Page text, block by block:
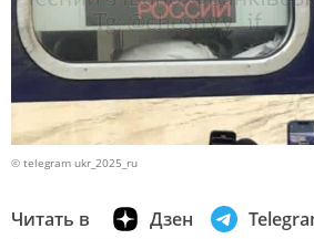
© telegram ukr_2025_ru
Читать в Дзен